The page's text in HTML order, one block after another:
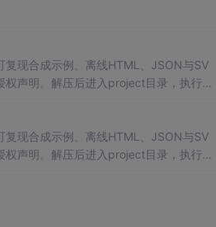
现合成示例、离线HTML、JSON与SV
声明。解压后进入project目录，执行np
和课程实践。
现合成示例、离线HTML、JSON与SV
声明。解压后进入project目录，执行np
和课程实践。